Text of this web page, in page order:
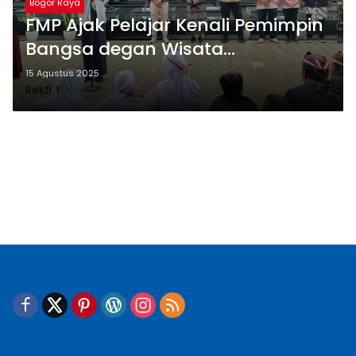
Bogor Raya
FMP Ajak Pelajar Kenali Pemimpin
Bangsa degan Wisata
Kebangsaan
15 Agustus 2025
Rekti Y